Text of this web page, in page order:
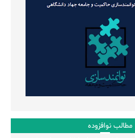
مطالب نوافزوده